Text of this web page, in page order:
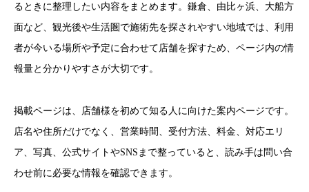
るときに整理したい内容をまとめます。鎌倉、由比ヶ浜、大船方
面など、観光後や生活圏で施術先を探されやすい地域では、利用
者が今いる場所や予定に合わせて店舗を探すため、ページ内の情
報量と分かりやすさが大切です。
掲載ページは、店舗様を初めて知る人に向けた案内ページです。
店名や住所だけでなく、営業時間、受付方法、料金、対応エリ
ア、写真、公式サイトやSNSまで整っていると、読み手は問い合
わせ前に必要な情報を確認できます。